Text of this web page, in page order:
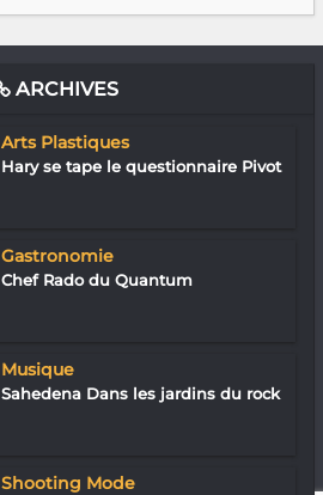
ARCHIVES
Arts Plastiques
Hary se tape le questionnaire Pivot
Gastronomie
Chef Rado du Quantum
Musique
Sahedena Dans les jardins du rock
Shooting Mode